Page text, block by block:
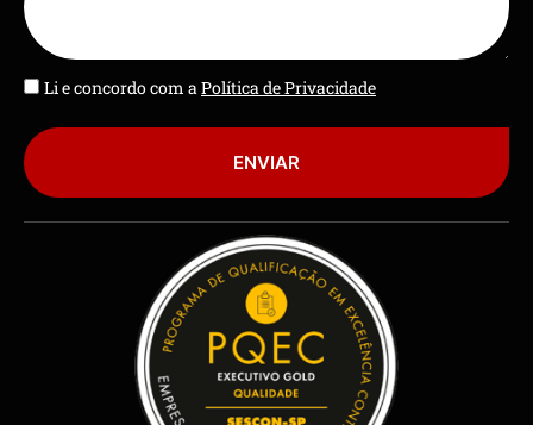
Li e concordo com aPolítica de Privacidade
ENVIAR